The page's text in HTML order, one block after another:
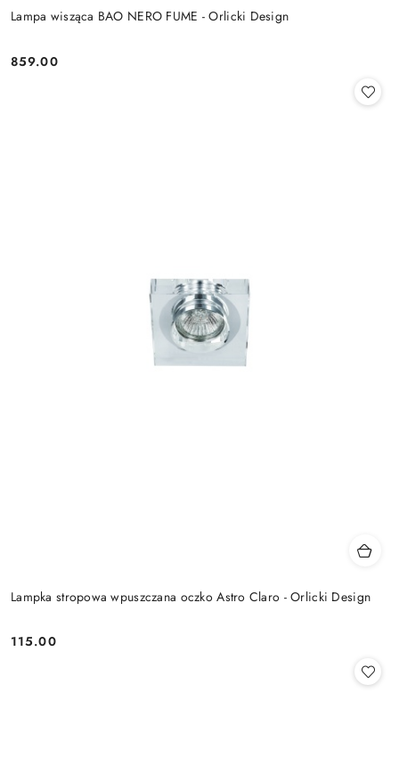
Lampa wisząca BAO NERO FUME - Orlicki Design
Cena:
859.00
Lampka stropowa wpuszczana oczko Astro Claro - Orlicki Design
Cena:
115.00